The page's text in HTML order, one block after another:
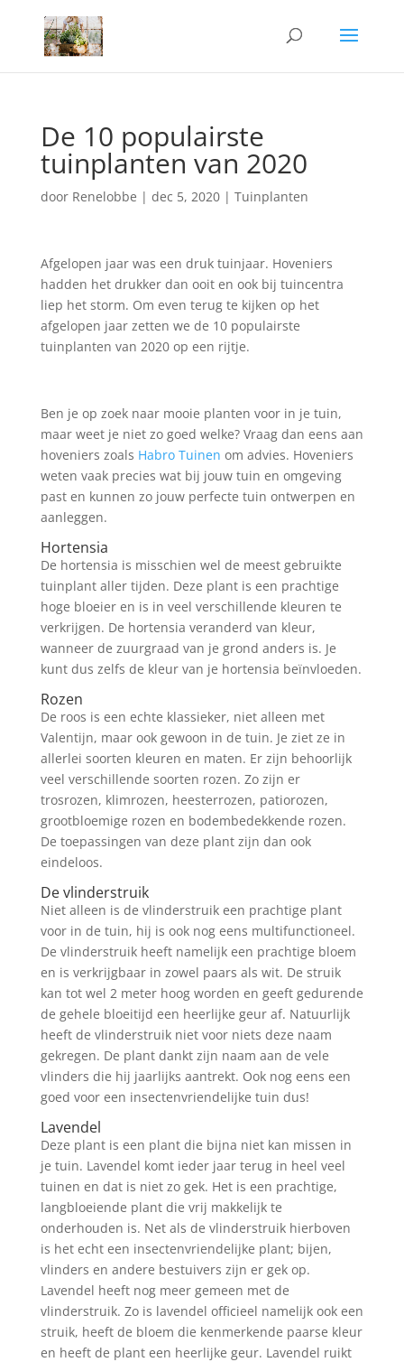
De 10 populairste
tuinplanten van 2020
door Renelobbe | dec 5, 2020| Tuinplanten
Afgelopen jaar was een druk tuinjaar. Hoveniers
hadden het drukker dan ooit en ook bij tuincentra
liep het storm. Om even terug te kijken op het
afgelopen jaar zetten we de 10 populairste
tuinplanten van 2020 op een rijtje.
Ben je op zoek naar mooie planten voor in je tuin,
maar weet je niet zo goed welke? Vraag dan eens aan
hoveniers zoals Habro Tuinen om advies. Hoveniers
weten vaak precies wat bij jouw tuin en omgeving
past en kunnen zo jouw perfecte tuin ontwerpen en
aanleggen.
Hortensia
De hortensia is misschien wel de meest gebruikte
tuinplant aller tijden. Deze plant is een prachtige
hoge bloeier en is in veel verschillende kleuren te
verkrijgen. De hortensia veranderd van kleur,
wanneer de zuurgraad van je grond anders is. Je
kunt dus zelfs de kleur van je hortensia beïnvloeden.
Rozen
De roos is een echte klassieker, niet alleen met
Valentijn, maar ook gewoon in de tuin. Je ziet ze in
allerlei soorten kleuren en maten. Er zijn behoorlijk
veel verschillende soorten rozen. Zo zijn er
trosrozen, klimrozen, heesterrozen, patiorozen,
grootbloemige rozen en bodembedekkende rozen.
De toepassingen van deze plant zijn dan ook
eindeloos.
De vlinderstruik
Niet alleen is de vlinderstruik een prachtige plant
voor in de tuin, hij is ook nog eens multifunctioneel.
De vlinderstruik heeft namelijk een prachtige bloem
en is verkrijgbaar in zowel paars als wit. De struik
kan tot wel 2 meter hoog worden en geeft gedurende
de gehele bloeitijd een heerlijke geur af. Natuurlijk
heeft de vlinderstruik niet voor niets deze naam
gekregen. De plant dankt zijn naam aan de vele
vlinders die hij jaarlijks aantrekt. Ook nog eens een
goed voor een insectenvriendelijke tuin dus!
Lavendel
Deze plant is een plant die bijna niet kan missen in
je tuin. Lavendel komt ieder jaar terug in heel veel
tuinen en dat is niet zo gek. Het is een prachtige,
langbloeiende plant die vrij makkelijk te
onderhouden is. Net als de vlinderstruik hierboven
is het echt een insectenvriendelijke plant; bijen,
vlinders en andere bestuivers zijn er gek op.
Lavendel heeft nog meer gemeen met de
vlinderstruik. Zo is lavendel officieel namelijk ook een
struik, heeft de bloem die kenmerkende paarse kleur
en heeft de plant een heerlijke geur. Lavendel ruikt